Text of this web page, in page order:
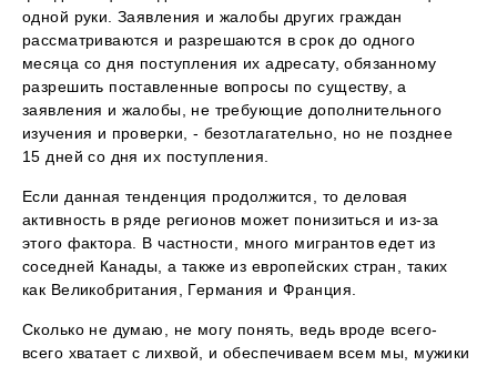
одной руки. Заявления и жалобы других граждан
рассматриваются и разрешаются в срок до одного
месяца со дня поступления их адресату, обязанному
разрешить поставленные вопросы по существу, а
заявления и жалобы, не требующие дополнительного
изучения и проверки, - безотлагательно, но не позднее
15 дней со дня их поступления.
Если данная тенденция продолжится, то деловая
активность в ряде регионов может понизиться и из-за
этого фактора. В частности, много мигрантов едет из
соседней Канады, а также из европейских стран, таких
как Великобритания, Германия и Франция.
Сколько не думаю, не могу понять, ведь вроде всего-
всего хватает с лихвой, и обеспечиваем всем мы, мужики